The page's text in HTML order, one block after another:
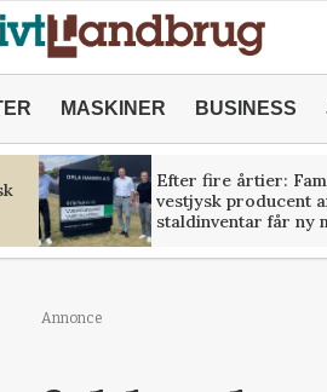
MASKINER BUSINESS
Efter fire årtier:
vestjysk producent
staldinventar får ny
Annonce